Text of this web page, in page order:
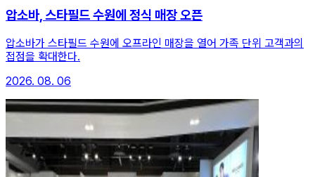
압소바, 스타필드 수원에 정식 매장 오픈
압소바가 스타필드 수원에 오프라인 매장을 열어 가족 단위 고객과의
접점을 확대한다.
2026. 08. 06